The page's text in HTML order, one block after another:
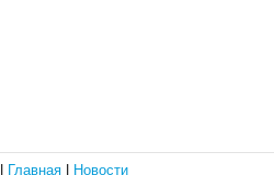
Главная Новости